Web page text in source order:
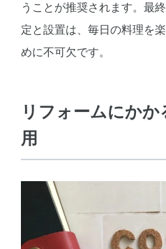
うことが推奨されます。最
定と設置は、毎日の料理を
めに不可欠です。
リフォームにか
用